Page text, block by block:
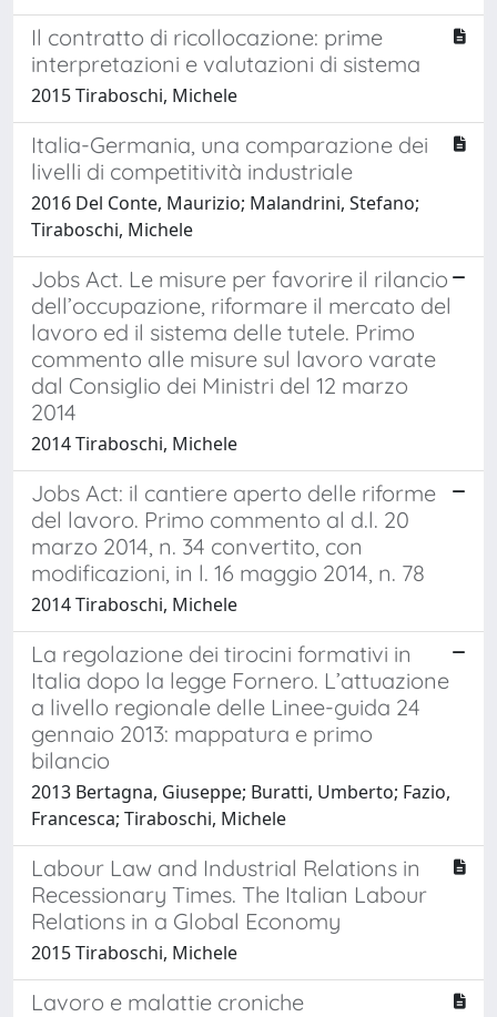
Il contratto di ricollocazione: prime
interpretazioni e valutazioni di sistema
2015 Tiraboschi, Michele
Italia-Germania, una comparazione dei
livelli di competitività industriale
2016 Del Conte, Maurizio; Malandrini, Stefano;
Tiraboschi, Michele
Jobs Act. Le misure per favorire il rilancio
dell’occupazione, riformare il mercato del
lavoro ed il sistema delle tutele. Primo
commento alle misure sul lavoro varate
dal Consiglio dei Ministri del 12 marzo
2014
2014 Tiraboschi, Michele
Jobs Act: il cantiere aperto delle riforme
del lavoro. Primo commento al d.l. 20
marzo 2014, n. 34 convertito, con
modificazioni, in l. 16 maggio 2014, n. 78
2014 Tiraboschi, Michele
La regolazione dei tirocini formativi in
Italia dopo la legge Fornero. L’attuazione
a livello regionale delle Linee-guida 24
gennaio 2013: mappatura e primo
bilancio
2013 Bertagna, Giuseppe; Buratti, Umberto; Fazio,
Francesca; Tiraboschi, Michele
Labour Law and Industrial Relations in
Recessionary Times. The Italian Labour
Relations in a Global Economy
2015 Tiraboschi, Michele
Lavoro e malattie croniche